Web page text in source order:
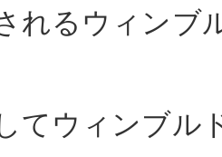
れるウィンブ
てウィンブル